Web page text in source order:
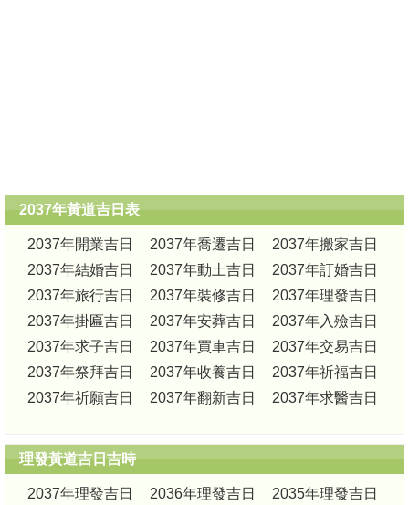
2037年黃道吉日表
2037年開業吉日 2037年喬遷吉日
2037年搬家吉日
2037年結婚吉日
2037年動土吉日
2037年訂婚吉日
2037年旅行吉日
2037年裝修吉日
2037年理發吉日
2037年掛匾吉日
2037年安葬吉日
2037年入殮吉日
2037年求子吉日
2037年買車吉日
2037年交易吉日
2037年祭拜吉日
2037年收養吉日
2037年祈福吉日
2037年祈願吉日
2037年翻新吉日 2037年求醫吉日
理發黃道吉日吉時
2037年理發吉日 2036年理發吉日
2035年理發吉日